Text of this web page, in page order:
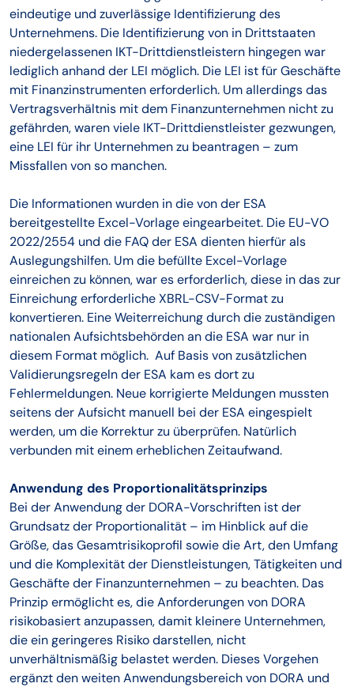
eindeutige und zuverlässige Identifizierung des
Unternehmens. Die Identifizierung von in Drittstaaten
niedergelassenen IKT-Drittdienstleistern hingegen war
lediglich anhand der LEI möglich. Die LEI ist für Geschäfte
mit Finanzinstrumenten erforderlich. Um allerdings das
Vertragsverhältnis mit dem Finanzunternehmen nicht zu
gefährden, waren viele IKT-Drittdienstleister gezwungen,
eine LEI für ihr Unternehmen zu beantragen – zum
Missfallen von so manchen.
Die Informationen wurden in die von der ESA
bereitgestellte Excel-Vorlage eingearbeitet. Die EU-VO
2022/2554 und die FAQ der ESA dienten hierfür als
Auslegungshilfen. Um die befüllte Excel-Vorlage
einreichen zu können, war es erforderlich, diese in das zur
Einreichung erforderliche XBRL-CSV-Format zu
konvertieren. Eine Weiterreichung durch die zuständigen
nationalen Aufsichtsbehörden an die ESA war nur in
diesem Format möglich. Auf Basis von zusätzlichen
Validierungsregeln der ESA kam es dort zu
Fehlermeldungen. Neue korrigierte Meldungen mussten
seitens der Aufsicht manuell bei der ESA eingespielt
werden, um die Korrektur zu überprüfen. Natürlich
verbunden mit einem erheblichen Zeitaufwand.
Anwendung des Proportionalitätsprinzips
Bei der Anwendung der DORA-Vorschriften ist der
Grundsatz der Proportionalität – im Hinblick auf die
Größe, das Gesamtrisikoprofil sowie die Art, den Umfang
und die Komplexität der Dienstleistungen, Tätigkeiten und
Geschäfte der Finanzunternehmen – zu beachten. Das
Prinzip ermöglicht es, die Anforderungen von DORA
risikobasiert anzupassen, damit kleinere Unternehmen,
die ein geringeres Risiko darstellen, nicht
unverhältnismäßig belastet werden. Dieses Vorgehen
ergänzt den weiten Anwendungsbereich von DORA und